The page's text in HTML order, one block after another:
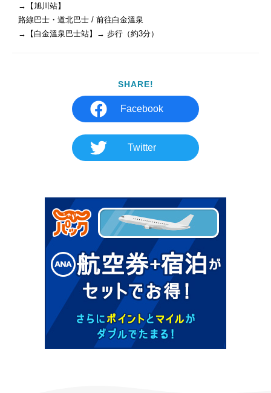
→【旭川站】
路線巴士・道北巴士 / 前往白金溫泉
SHARE!
Facebook
Twitter